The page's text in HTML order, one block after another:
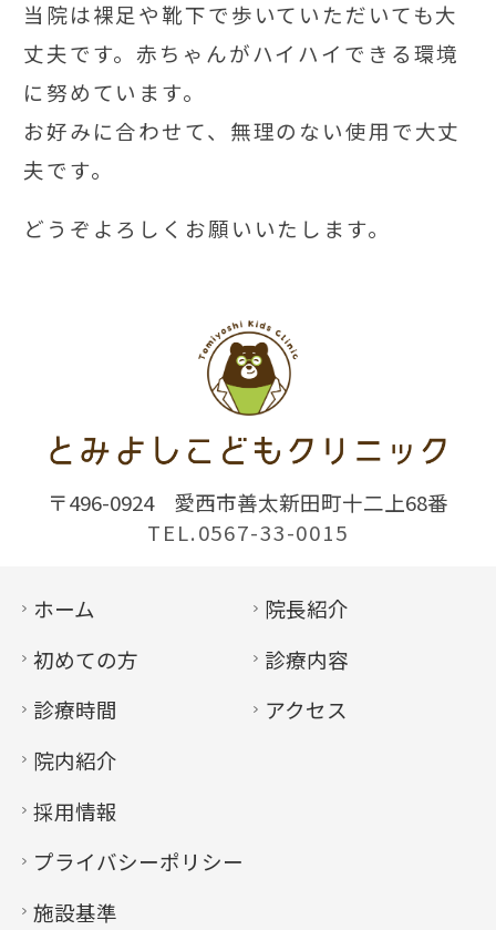
当院は裸足や靴下で歩いていただいても大
丈夫です。赤ちゃんがハイハイできる環境
に努めています。
お好みに合わせて、無理のない使用で大丈
夫です。
どうぞよろしくお願いいたします。
〒496-0924
愛西市善太新田町十二上68番
TEL.0567-33-0015
ホーム
院長紹介
初めての方
診療内容
診療時間
アクセス
院内紹介
採用情報
プライバシーポリシー
施設基準